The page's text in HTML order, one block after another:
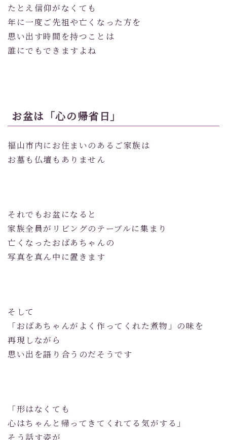
たとえ信仰がなくても
年に一度ご先祖や亡くなった方を
思い出す時間を持つことは
誰にでもできますよね
お盆は「心の帰省日」
福山市内にお住まいのあるご家族は
お墓も仏壇もありません
それでもお盆になると
家族全員がリビングのテーブルに集まり
亡くなったおばあちゃんの
写真を真ん中に置きます
そして
「おばあちゃんがよく作ってくれた煮物」の味を
再現しながら
思い出を語り合うのだそうです
「形はなくても
心はちゃんと帰ってきてくれてる気がする」
そう話す姿が